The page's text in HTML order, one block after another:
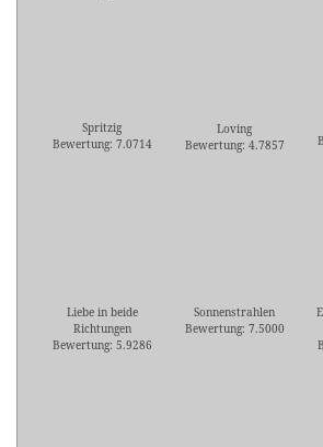
Spritzig
Bewertung: 7.0714
Loving
Bewertung: 4.7857
Liebe in beide
Richtungen
Bewertung: 5.9286
Sonnenstrahlen
Bewertung: 7.5000